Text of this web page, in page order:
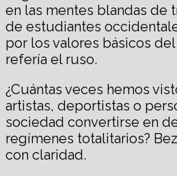
en las mentes blandas de
de estudiantes
por los valores básicos
refería el ruso.
¿Cuántas veces hemos
artistas, deportistas o
sociedad convertirse en
regímenes totalitarios?
con claridad.